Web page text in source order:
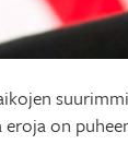
eroja on